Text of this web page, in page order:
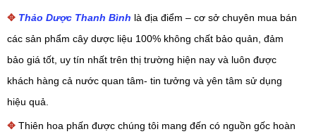
✥ Thảo Dược Thanh Bình là địa điểm – cơ sở chuyên mua bán
các sản phẩm cây dược liệu 100% không chất bảo quản, đảm
bảo giá tốt, uy tín nhất trên thị trường hiện nay và luôn được
khách hàng cả nước quan tâm- tin tưởng và yên tâm sử dụng
hiệu quả.
✥ Thiên hoa phấn được chúng tôi mang đến có nguồn gốc hoàn